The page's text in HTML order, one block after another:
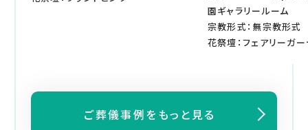
園ギャラリールーム
宗教形式：無宗教形式
花祭壇：フェアリーガ
ご葬儀事例をもっと見る